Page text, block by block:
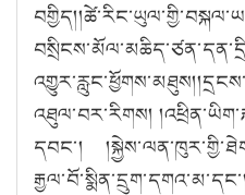
འཐུལ་བར་རིགས།
དབང་།